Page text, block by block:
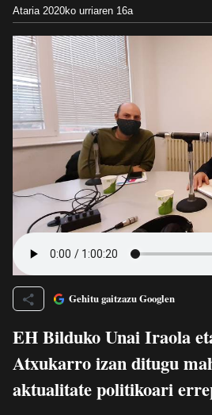
Ataria 2020ko urriaren 16a
Gehitu gaitzazu Googlen
EH Bilduko Unai Iraola
Atxukarro izan ditugu
aktualitate politikoari